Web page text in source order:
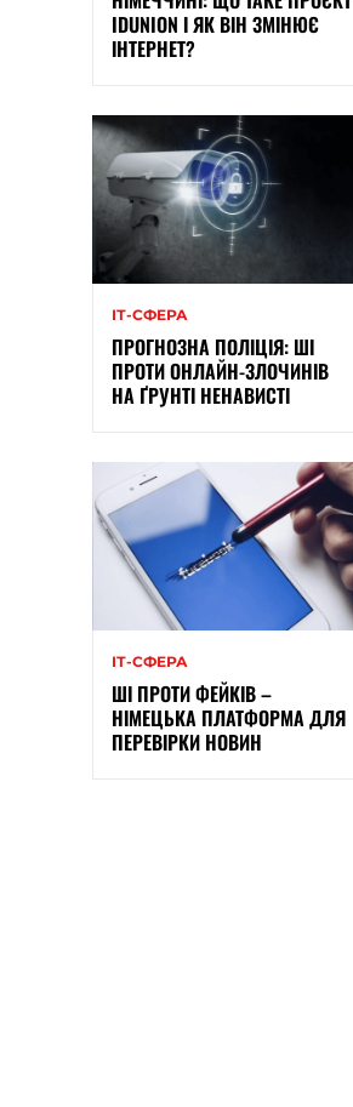
IDUNION І ЯК ВІН ЗМІНЮЄ
ІНТЕРНЕТ?
ІТ-СФЕРА
ПРОГНОЗНА ПОЛІЦІЯ: ШІ
ПРОТИ ОНЛАЙН-ЗЛОЧИНІВ
НА ҐРУНТІ НЕНАВИСТІ
ІТ-СФЕРА
ШІ ПРОТИ ФЕЙКІВ –
НІМЕЦЬКА ПЛАТФОРМА ДЛЯ
ПЕРЕВІРКИ НОВИН